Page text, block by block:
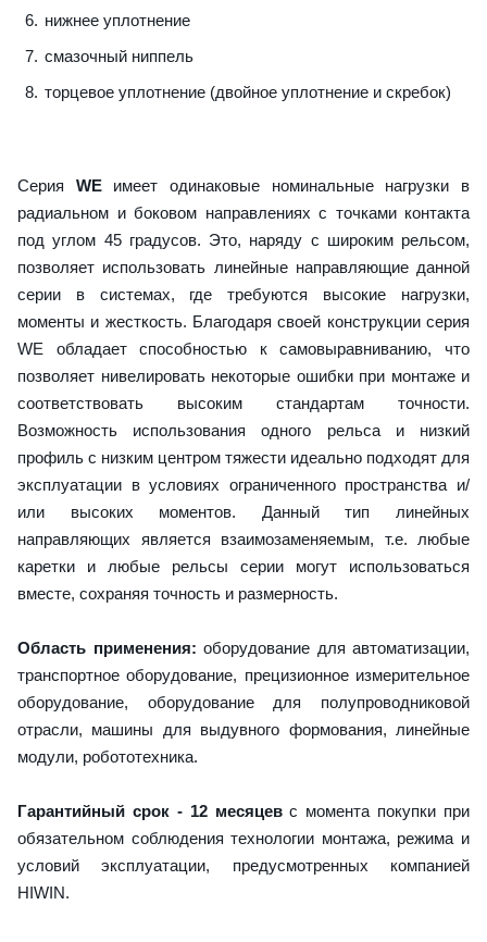
нижнее уплотнение
смазочный ниппель
торцевое уплотнение (двойное уплотнение и скребок)
Серия WEимеет одинаковые номинальные нагрузки в
радиальном и боковом направлениях с точками контакта
под углом 45 градусов. Это, наряду с широким рельсом,
позволяет использовать линейные направляющие данной
серии в системах, где требуются высокие нагрузки,
моменты и жесткость. Благодаря своей конструкции серия
WE обладает способностью к самовыравниванию, что
позволяет нивелировать некоторые ошибки при монтаже и
соответствовать высоким стандартам точности.
Возможность использования одного рельса и низкий
профиль с низким центром тяжести идеально подходят для
эксплуатации в условиях ограниченного пространства и/
или высоких моментов. Данный тип линейных
направляющих является взаимозаменяемым, т.е. любые
каретки и любые рельсы серии могут использоваться
вместе, сохраняя точность и размерность.
Область применения: оборудование для автоматизации,
транспортное оборудование, прецизионное измерительное
оборудование, оборудование для полупроводниковой
отрасли, машины для выдувного формования, линейные
модули, робототехника.
Гарантийный срок - 12 месяцевс момента покупки при
обязательном соблюдения технологии монтажа, режима и
условий эксплуатации, предусмотренных компанией
HIWIN.